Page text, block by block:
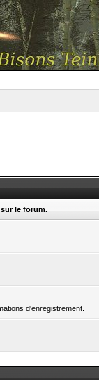
le forum.
d'enregistrement.